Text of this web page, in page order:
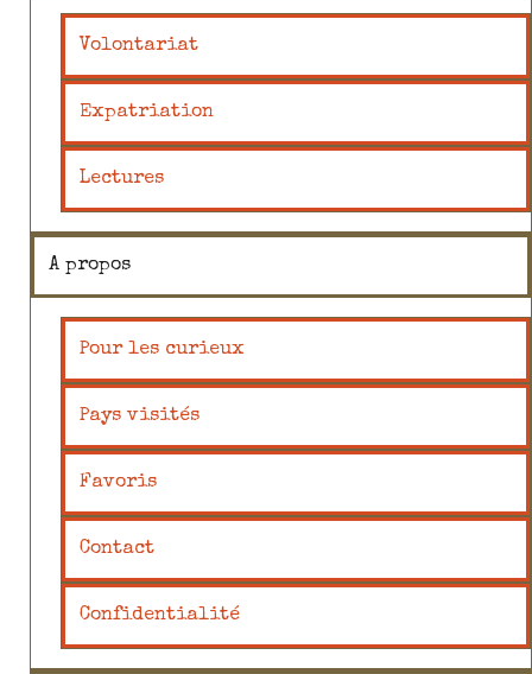
Volontariat
Expatriation
Lectures
A propos
Pour les curieux
Pays visités
Favoris
Contact
Confidentialité